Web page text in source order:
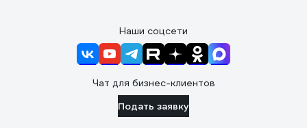
Наши соцсети
Чат для бизнес-клиентов
Подать заявку